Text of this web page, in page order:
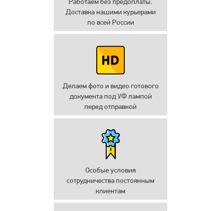
Доставка нашими курьерами
по всей России
Делаем фото и видео готового
документа под УФ лампой
перед отправкой
Особые условия
сотрудничества постоянным
клиентам